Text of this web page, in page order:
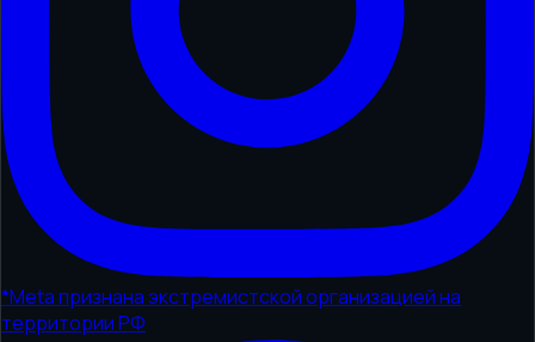
*Meta признана экстремистской организацией на
территории РФ